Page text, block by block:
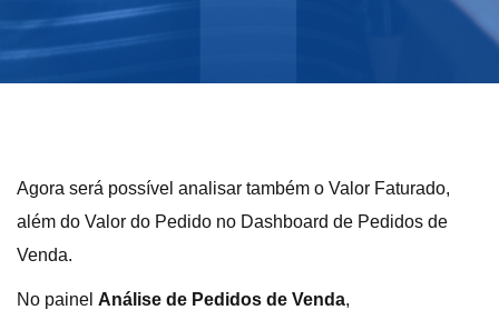
Agora será possível analisar também o Valor Faturado,
além do Valor do Pedido no Dashboard de Pedidos de
Venda.
No painel Análise de Pedidos de Venda,